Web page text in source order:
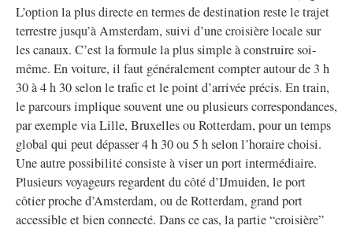
L’option la plus directe en termes de destination reste le trajet
terrestre jusqu’à Amsterdam, suivi d’une croisière locale sur
les canaux. C’est la formule la plus simple à construire soi-
même. En voiture, il faut généralement compter autour de 3 h
30 à 4 h 30 selon le trafic et le point d’arrivée précis. En train,
le parcours implique souvent une ou plusieurs correspondances,
par exemple via Lille, Bruxelles ou Rotterdam, pour un temps
global qui peut dépasser 4 h 30 ou 5 h selon l’horaire choisi.
Une autre possibilité consiste à viser un port intermédiaire.
Plusieurs voyageurs regardent du côté d’IJmuiden, le port
côtier proche d’Amsterdam, ou de Rotterdam, grand port
accessible et bien connecté. Dans ce cas, la partie “croisière”